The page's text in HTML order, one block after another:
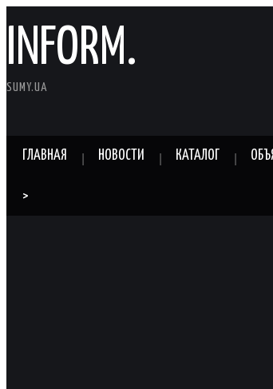
INFORM.
SUMY.UA
ГЛАВНАЯ НОВОСТИ КАТАЛОГ
>